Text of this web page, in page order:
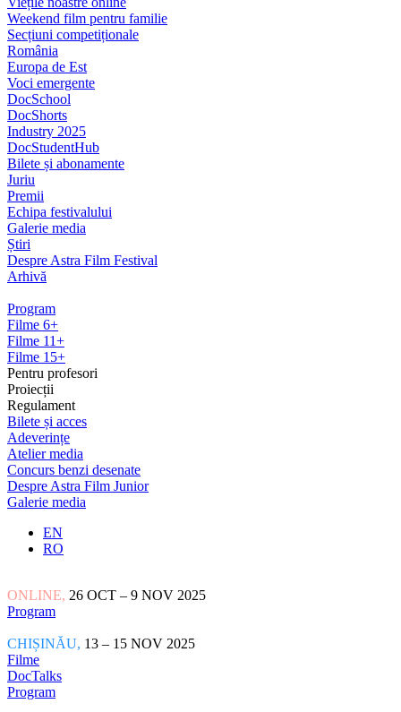
Weekend film pentru familie
Secțiuni competiționale
România
Europa de Est
Voci emergente
DocSchool
DocShorts
Industry 2025
DocStudentHub
Bilete și abonamente
Juriu
Premii
Echipa festivalului
Galerie media
Știri
Despre Astra Film Festival
Arhivă
Program
Filme 6+
Filme 11+
Filme 15+
Pentru profesori
Proiecții
Regulament
Bilete și acces
Adeverințe
Atelier media
Concurs benzi desenate
Despre Astra Film Junior
Galerie media
EN
RO
ONLINE, 26 OCT – 9 NOV 2025
Program
CHIȘINĂU, 13 – 15 NOV 2025
Filme
DocTalks
Program